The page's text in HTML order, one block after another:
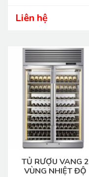
Liên hệ
TỦ RƯỢU VANG 2
VÙNG NHIỆT ĐỘ